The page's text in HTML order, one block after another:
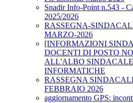
Snadir Info-Point n.543 -
2025/2026
RASSEGNA-
MARZO-2026
[INFORMAZIONI
DOCENTI DI POSTO
ALL'ALBO
INFORMATICHE
RASSEGNA
FEBBRAIO 2026
aggiornamento GPS: